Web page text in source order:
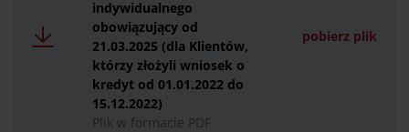
indywidualnego
obowiązujący od
21.03.2025 (dla Klientów,
którzy złożyli wniosek o
kredyt od 01.01.2022 do
15.12.2022)
Plik w formacie PDF
pobierz plik